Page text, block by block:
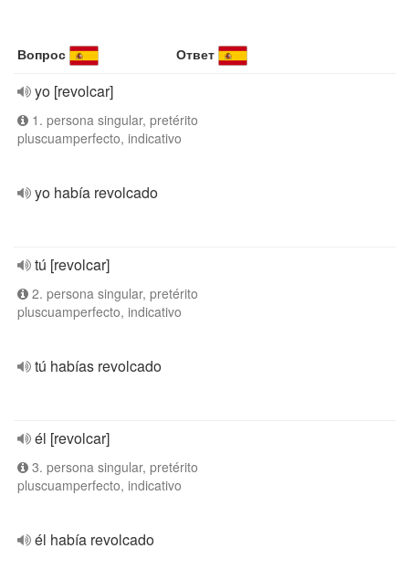
Вопрос Ответ
yo [revolcar]
1. persona singular, pretérito
pluscuamperfecto, indicativo
yo había revolcado
tú [revolcar]
2. persona singular, pretérito
pluscuamperfecto, indicativo
tú habías revolcado
él [revolcar]
3. persona singular, pretérito
pluscuamperfecto, indicativo
él había revolcado